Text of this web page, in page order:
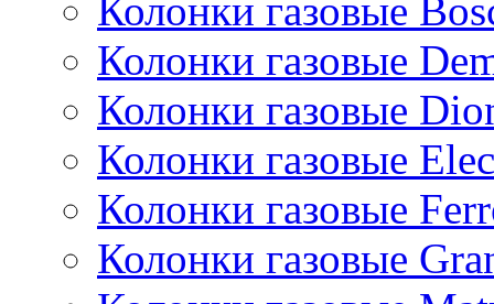
Колонки газовые
Колонки газовые
Колонки газовые
Колонки газовые
Колонки газовые
Колонки газовые